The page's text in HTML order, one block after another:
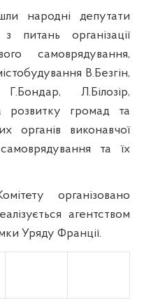
народні депутати
питань організації
самоврядування,
В.Безгін,
Л.Білозір,
розвитку громад та
органів виконавчої
та їх
організовано
агентством
Уряду Франції.